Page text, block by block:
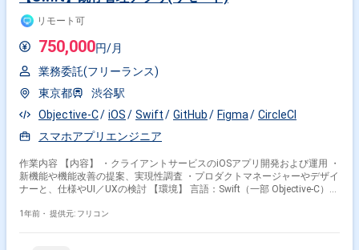
リモート可
750,000円/月
業務委託(フリーランス)
東京都
渋谷駅
Objective-C
iOS Swift GitHub Figma
CircleCI
スマホアプリエンジニア
作業内容 【内容】 ・クライアントサービスのiOSアプリ開発および運用 ・
新機能や機能改善の提案、実現性調査 ・プロダクトマネージャーやデザイ
ナーと、仕様やUI／UXの検討 【環境】 言語：Swift（一部 Objective-C）
CI、テスト：CircleCI、XCTest 運用：Crashlytics コミュニケーション：
1年前・ 提供元: フリコン